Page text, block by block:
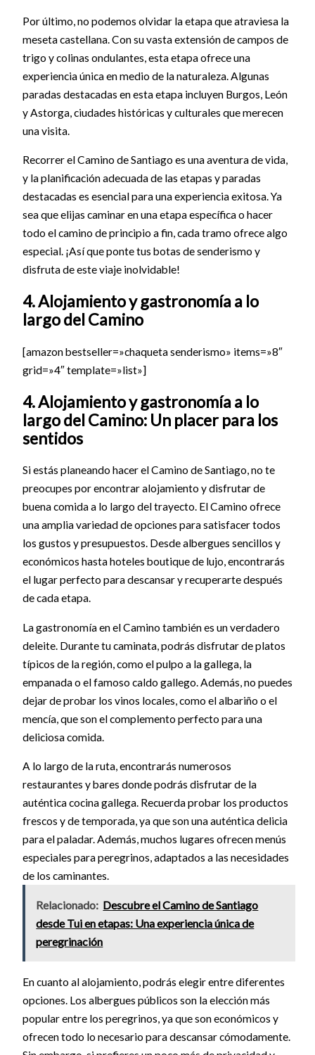
Por último, no podemos olvidar la etapa que atraviesa la
meseta castellana. Con su vasta extensión de campos de
trigo y colinas ondulantes, esta etapa ofrece una
experiencia única en medio de la naturaleza. Algunas
paradas destacadas en esta etapa incluyen Burgos, León
y Astorga, ciudades históricas y culturales que merecen
una visita.
Recorrer el Camino de Santiago es una aventura de vida,
y la planificación adecuada de las etapas y paradas
destacadas es esencial para una experiencia exitosa. Ya
sea que elijas caminar en una etapa específica o hacer
todo el camino de principio a fin, cada tramo ofrece algo
especial. ¡Así que ponte tus botas de senderismo y
disfruta de este viaje inolvidable!
4. Alojamiento y gastronomía a lo
largo del Camino
[amazon bestseller=»chaqueta senderismo» items=»8″
grid=»4″ template=»list»]
4. Alojamiento y gastronomía a lo
largo del Camino: Un placer para los
sentidos
Si estás planeando hacer el Camino de Santiago, no te
preocupes por encontrar alojamiento y disfrutar de
buena comida a lo largo del trayecto. El Camino ofrece
una amplia variedad de opciones para satisfacer todos
los gustos y presupuestos. Desde albergues sencillos y
económicos hasta hoteles boutique de lujo, encontrarás
el lugar perfecto para descansar y recuperarte después
de cada etapa.
La gastronomía en el Camino también es un verdadero
deleite. Durante tu caminata, podrás disfrutar de platos
típicos de la región, como el pulpo a la gallega, la
empanada o el famoso caldo gallego. Además, no puedes
dejar de probar los vinos locales, como el albariño o el
mencía, que son el complemento perfecto para una
deliciosa comida.
A lo largo de la ruta, encontrarás numerosos
restaurantes y bares donde podrás disfrutar de la
auténtica cocina gallega. Recuerda probar los productos
frescos y de temporada, ya que son una auténtica delicia
para el paladar. Además, muchos lugares ofrecen menús
especiales para peregrinos, adaptados a las necesidades
de los caminantes.
Relacionado: Descubre el Camino de Santiago
desde Tui en etapas: Una experiencia única de
peregrinación
En cuanto al alojamiento, podrás elegir entre diferentes
opciones. Los albergues públicos son la elección más
popular entre los peregrinos, ya que son económicos y
ofrecen todo lo necesario para descansar cómodamente.